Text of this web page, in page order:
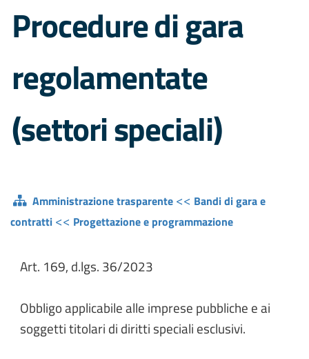
Procedure di gara
regolamentate
(settori speciali)
Amministrazione trasparente << Bandi di gara e
contratti << Progettazione e programmazione
Art. 169, d.lgs. 36/2023
Obbligo applicabile alle imprese pubbliche e ai
soggetti titolari di diritti speciali esclusivi.